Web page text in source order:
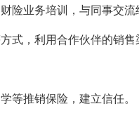
险业务培训，与同事交流
式，利用合作伙伴的销售
等推销保险，建立信任。